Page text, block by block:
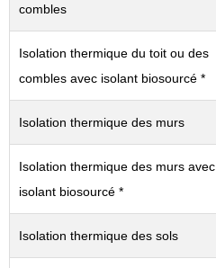
combles
Isolation thermique du toit ou des
combles avec isolant biosourcé *
Isolation thermique des murs
Isolation thermique des murs avec
isolant biosourcé *
Isolation thermique des sols